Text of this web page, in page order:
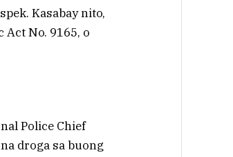
Kasabay nito,
Act No. 9165, o
Police Chief
droga sa buong